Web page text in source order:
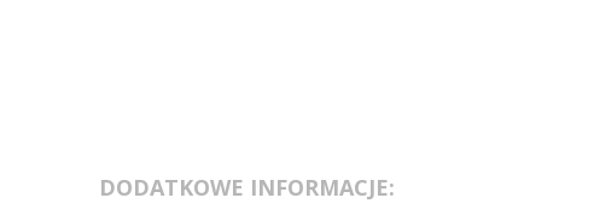
DODATKOWE INFORMACJE: